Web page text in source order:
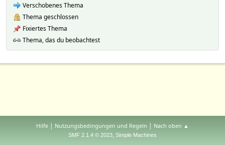
Verschobenes Thema
Thema geschlossen
Fixiertes Thema
Thema, das du beobachtest
Hilfe | Nutzungsbedingungen und Regeln | Nach oben ▲
SMF 2.1.4 © 2023, Simple Machines